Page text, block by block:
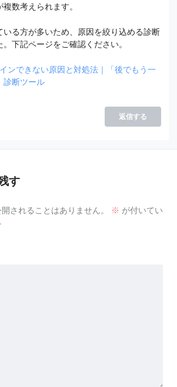
数考えられます。
いる方が多いため、原因を絞り込める診断
下記ページをご確認ください。
ンできない原因と対処法｜「後でもう一
診断ツール
返信する
す
されることはありません。 ※ が付いてい